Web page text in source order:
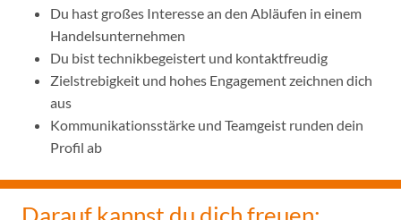
Du hast großes Interesse an den Abläufen in einem
Handelsunternehmen
Du bist technikbegeistert und kontaktfreudig
Zielstrebigkeit und hohes Engagement zeichnen dich
aus
Kommunikationsstärke und Teamgeist runden dein
Profil ab
Darauf kannst du dich freuen: